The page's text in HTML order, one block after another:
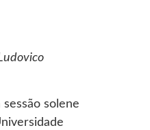
solene